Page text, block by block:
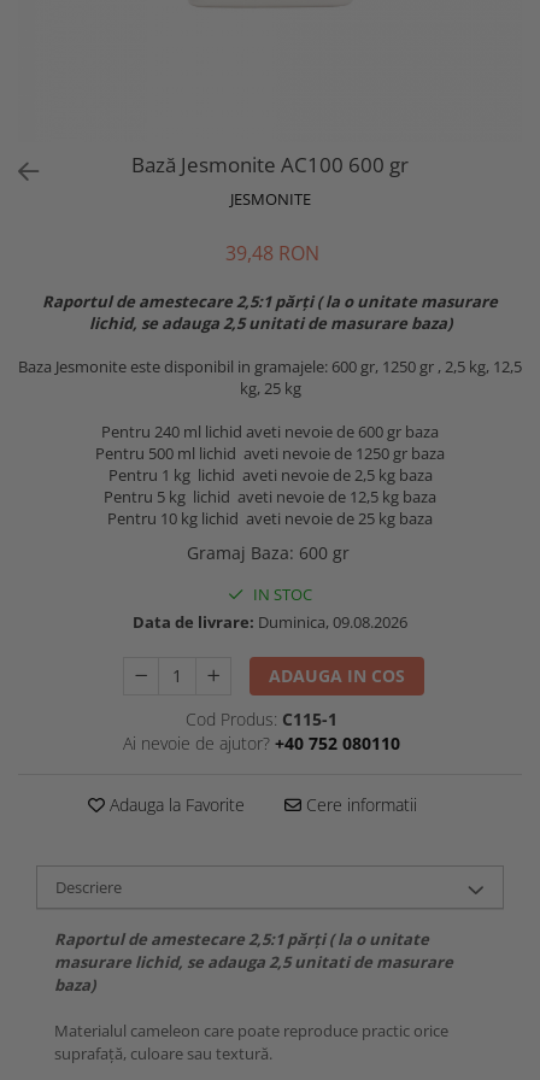
Bază Jesmonite AC100 600 gr
JESMONITE
39,48 RON
Raportul de amestecare 2,5:1 părți ( la o unitate masurare
lichid, se adauga 2,5 unitati de masurare baza)
Baza Jesmonite este disponibil in gramajele: 600 gr, 1250 gr , 2,5 kg, 12,5
kg, 25 kg
Pentru 240 ml lichid aveti nevoie de 600 gr baza
Pentru 500 ml lichid aveti nevoie de 1250 gr baza
Pentru 1 kg lichid aveti nevoie de 2,5 kg baza
Pentru 5 kg lichid aveti nevoie de 12,5 kg baza
Pentru 10 kg lichid aveti nevoie de 25 kg baza
Gramaj Baza: 600 gr
IN STOC
Data de livrare: Duminica, 09.08.2026
ADAUGA IN COS
Cod Produs: C115-1
Ai nevoie de ajutor? +40 752 080110
Adauga la Favorite Cere informatii
Descriere
Raportul de amestecare 2,5:1 părți ( la o unitate
masurare lichid, se adauga 2,5 unitati de masurare
baza)
Materialul cameleon care poate reproduce practic orice
suprafață, culoare sau textură.